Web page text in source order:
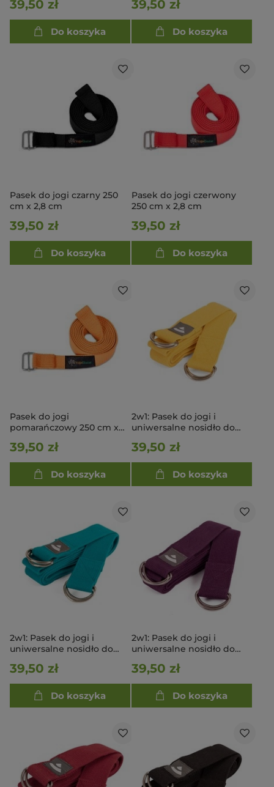
39,50 zł
Do koszyka
39,50 zł
Do koszyka
Pasek do jogi czarny 250
cm x 2,8 cm
39,50 zł
Do koszyka
Pasek do jogi czerwony
250 cm x 2,8 cm
39,50 zł
Do koszyka
Pasek do jogi
pomarańczowy 250 cm x
39,50 zł
Do koszyka
2w1: Pasek do jogi i
uniwersalne nosidło do
39,50 zł
Do koszyka
2w1: Pasek do jogi i
uniwersalne nosidło do
39,50 zł
Do koszyka
2w1: Pasek do jogi i
uniwersalne nosidło do
39,50 zł
Do koszyka